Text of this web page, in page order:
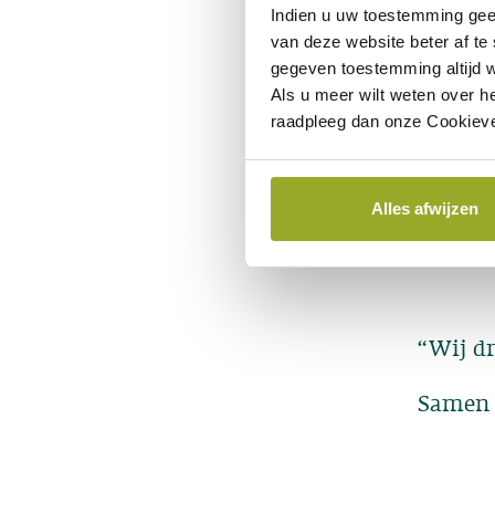
Indien u uw toestemming
van deze website beter af
gegeven toestemming altijd
Als u meer wilt weten over
raadpleeg dan onze
Alles afwijzen
“Wij